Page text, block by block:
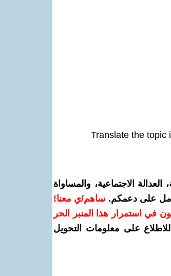
Translate the topic
الاجتماعية، والمساواة
على دعمكم. ساهم/ي معنا!
في استمرار هذا المنبر الحر
للاطلاع على معلومات التحويل